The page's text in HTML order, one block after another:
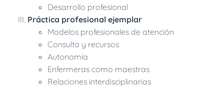
Desarrollo profesional
Práctica profesional ejemplar
Modelos profesionales de atención
Consulta y recursos
Autonomía
Enfermeras como maestras
Relaciones interdisciplinarias